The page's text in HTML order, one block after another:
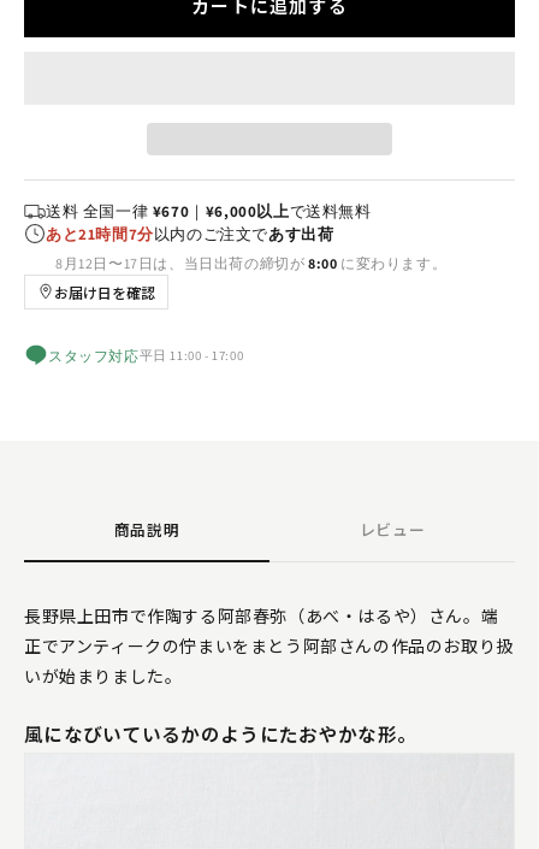
カートに追加する
送料 全国一律 ¥670 ｜ ¥6,000以上で送料無料
あと21時間7分以内のご注文であす出荷
8月12日〜17日は、当日出荷の締切が8:00 に変わります。
お届け日を確認
スタッフ対応平日 11:00 - 17:00
商品説明 レビュー
長野県上田市で作陶する阿部春弥（あべ・はるや）さん。端
正でアンティークの佇まいをまとう阿部さんの作品のお取り扱
いが始まりました。
風になびいているかのようにたおやかな形。